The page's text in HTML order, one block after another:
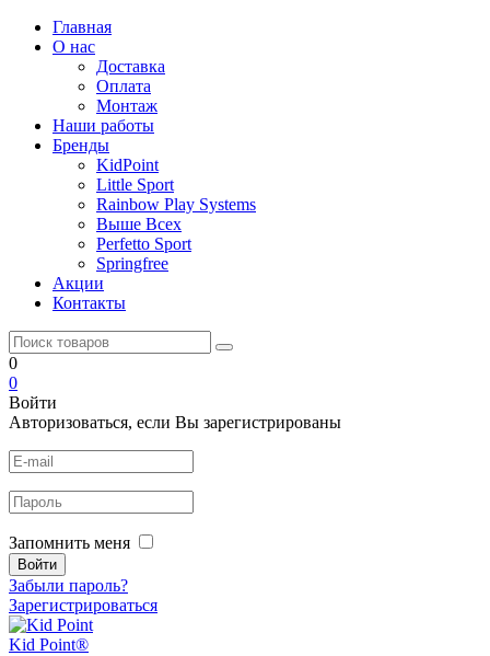
Главная
О нас
Доставка
Оплата
Монтаж
Наши работы
Бренды
KidPoint
Little Sport
Rainbow Play Systems
Выше Всех
Perfetto Sport
Springfree
Акции
Контакты
0
0
Войти
Авторизоваться, если Вы зарегистрированы
Запомнить меня
Забыли пароль?
Зарегистрироваться
Kid Point®